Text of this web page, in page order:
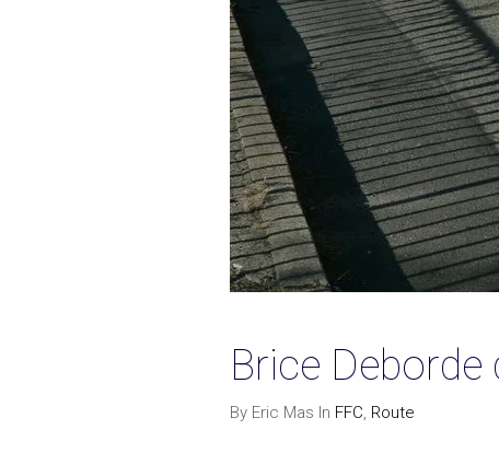
Brice Deborde
By Eric Mas In FFC, Route